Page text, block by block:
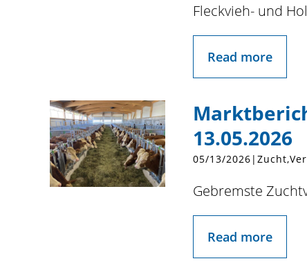
Fleckvieh- und
Read more
13.05.2026
05/13/2026 | Zucht
Gebremste
Read more